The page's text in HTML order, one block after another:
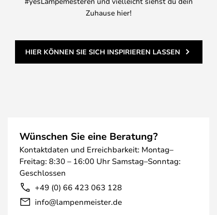
Zuhause hier!
HIER KÖNNEN SIE SICH INSPIRIEREN LASSEN
Wünschen Sie eine Beratung?
Kontaktdaten und Erreichbarkeit: Montag–
Freitag: 8:30 – 16:00 Uhr Samstag–Sonntag:
Geschlossen
+49 (0) 66 423 063 128
info@lampenmeister.de